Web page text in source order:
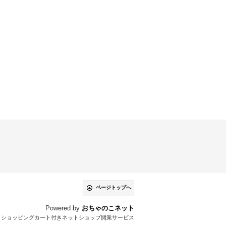
ページトップへ
Powered by おちゃのこネット
ョッピングカート付きネットショップ開業サービス